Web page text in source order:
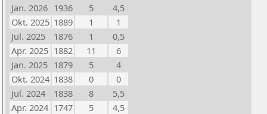
Jan. 2026 1936 5
4,5
Okt. 2025 1889 1
1
Jul. 2025
1876 1
0,5
Apr. 2025 1882 11
6
Jan. 2025 1879 5
4
Okt. 2024 1838 0
0
Jul. 2024
1838 8
5,5
Apr. 2024 1747 5
4,5